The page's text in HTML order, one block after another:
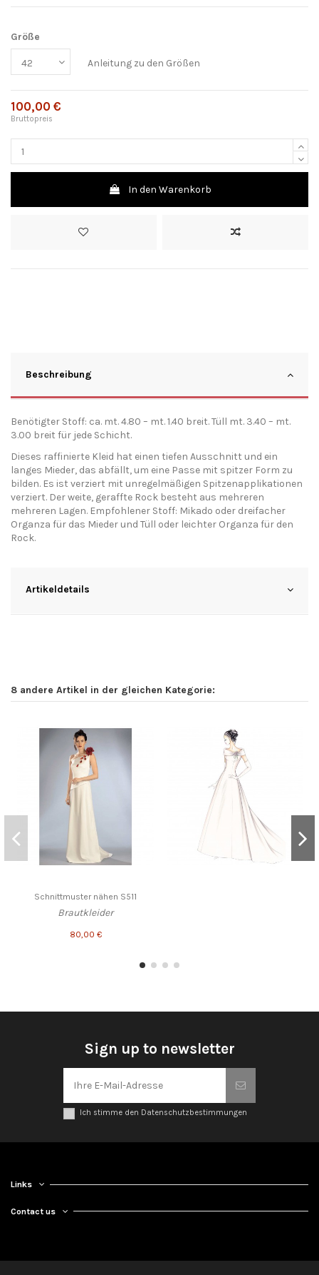
Größe
Anleitung zu den Größen
100,00 €
Bruttopreis
In den Warenkorb
Beschreibung
Benötigter Stoff: ca. mt. 4.80 – mt. 1.40 breit. Tüll mt. 3.40 – mt.
3.00 breit für jede Schicht.
Dieses raffinierte Kleid hat einen tiefen Ausschnitt und ein
langes Mieder, das abfällt, um eine Passe mit spitzer Form zu
bilden. Es ist verziert mit unregelmäßigen Spitzenapplikationen
verziert. Der weite, geraffte Rock besteht aus mehreren
mehreren Lagen. Empfohlener Stoff: Mikado oder dreifacher
Organza für das Mieder und Tüll oder leichter Organza für den
Rock.
Artikeldetails
8 andere Artikel in der gleichen Kategorie:
Schnittmuster nähen S511
Brautkleider
80,00 €
Sign up to newsletter
Ich stimme den Datenschutzbestimmungen
Links
Contact us